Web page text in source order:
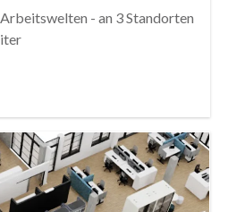
- an 3 Standorten